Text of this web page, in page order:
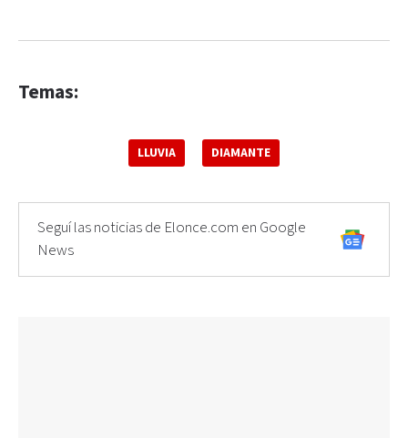
Temas:
LLUVIA DIAMANTE
Seguí las noticias de Elonce.com en Google
News